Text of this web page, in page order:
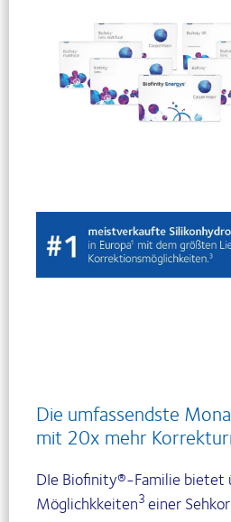
Die umfassendste
mit 20x mehr
DIe Biofinity®-Familie
Möglichkkeiten3einer